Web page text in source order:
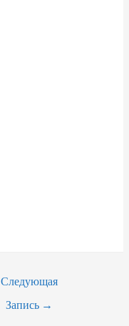
Следующая
Запись →